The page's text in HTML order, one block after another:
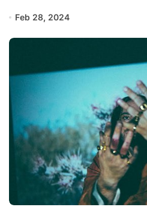
Feb 28, 2024